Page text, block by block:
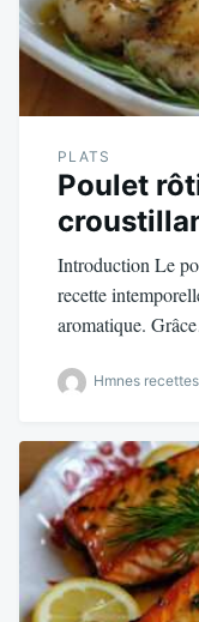
PLATS
Poulet
Introduction Le
recette
aromatique.
Hmnes recettes